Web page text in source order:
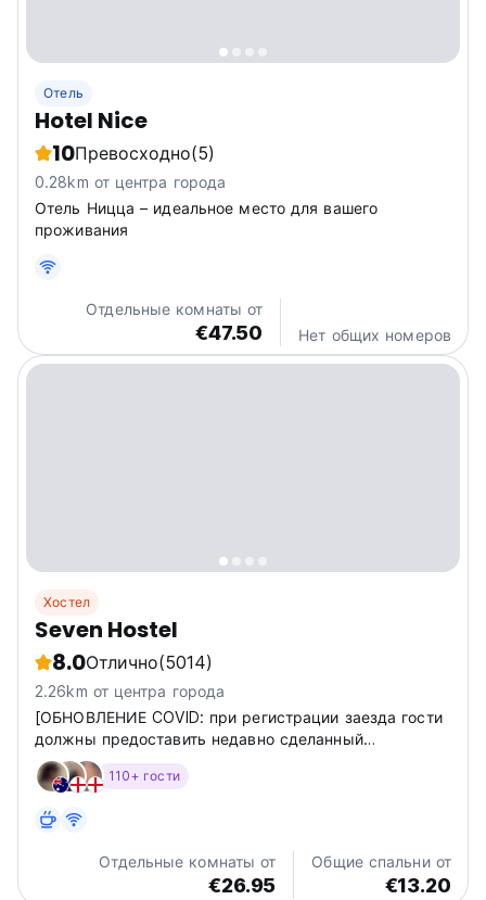
Отель
Hotel Nice
10Превосходно(5)
0.28km от центра города
Отель Ницца – идеальное место для вашего
проживания
Отдельные комнаты от
€47.50 Нет общих номеров
Хостел
Seven Hostel
8.0Отлично(5014)
2.26km от центра города
[ОБНОВЛЕНИЕ COVID: при регистрации заезда гости
должны предоставить недавно сделанный
отрицательный тест на Covid (2 дня или меньше).
110+ гости
Отдельные комнаты от
€26.95
Общие спальни от
€13.20